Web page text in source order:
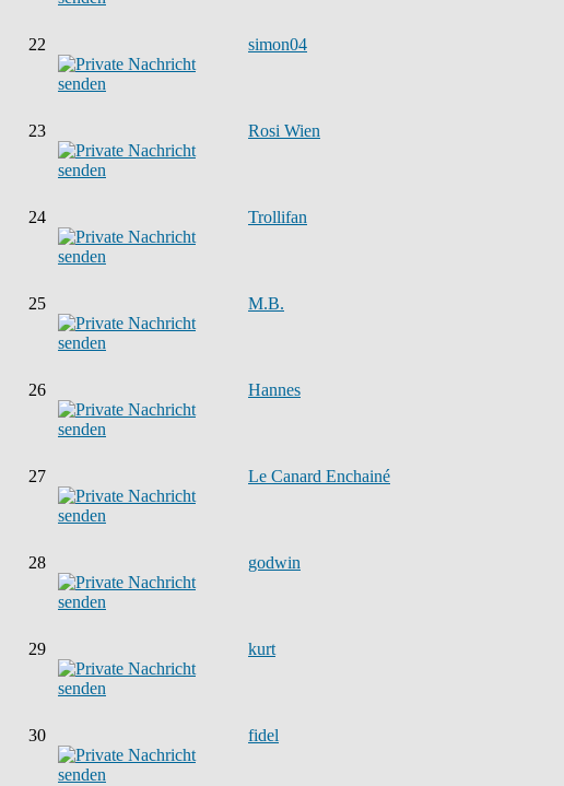
22 simon04
23 Rosi Wien
24 Trollifan
25 M.B.
26 Hannes
27 Le Canard Enchainé
28 godwin
29 kurt
30 fidel